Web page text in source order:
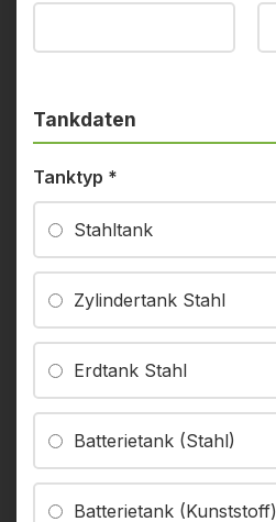
Tankdaten
Tanktyp *
Stahltank
Zylindertank Stahl
Erdtank Stahl
Batterietank (Stahl)
Batterietank (Kunststoff)